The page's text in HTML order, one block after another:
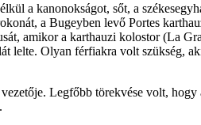
a kanonokságot, sőt, a
a Bugeyben levő Portes
amikor a karthauzi kolostor (La
lelte. Olyan férfiakra volt szükség,
Legfőbb törekvése volt,